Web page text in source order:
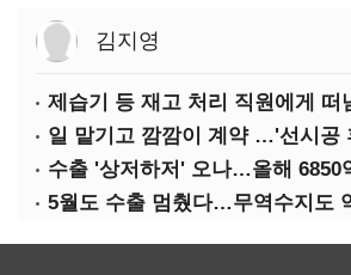
김지영
5월도 수출 멈췄다…무역수지도